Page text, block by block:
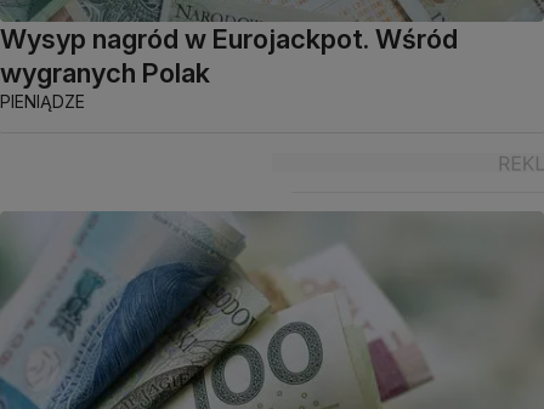
Wysyp nagród w Eurojackpot. Wśród
wygranych Polak
PIENIĄDZE